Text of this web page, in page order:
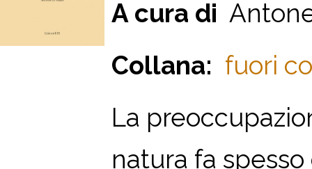
A cura di
Collana: fuori
La
natura fa